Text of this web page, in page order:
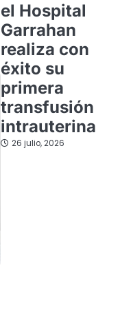
el Hospital
Garrahan
realiza con
éxito su
primera
transfusión
intrauterina
26 julio, 2026